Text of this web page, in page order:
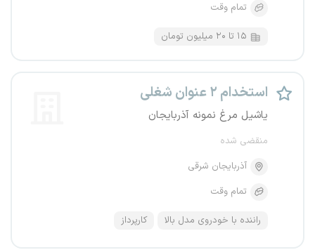
تمام وقت
۱۵ تا ۲۰ میلیون تومان
استخدام ۲ عنوان شغلی
یاشیل مرغ نمونه آذربایجان
منقضی شده
آذربایجان شرقی
تمام وقت
راننده با خودروی مدل بالا کارپرداز